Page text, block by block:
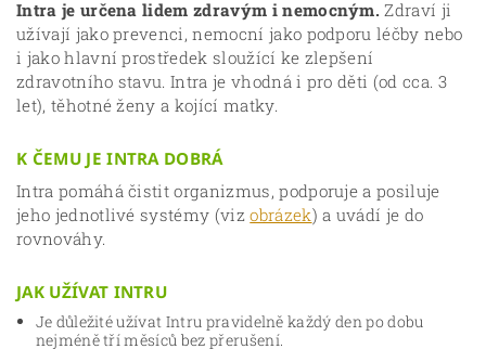
Intra je určena lidem zdravým i nemocným. Zdraví ji
užívají jako prevenci, nemocní jako podporu léčby nebo
i jako hlavní prostředek sloužící ke zlepšení
zdravotního stavu. Intra je vhodná i pro děti (od cca. 3
let), těhotné ženy a kojící matky.
K ČEMU JE INTRA DOBRÁ
Intra pomáhá čistit organizmus, podporuje a posiluje
jeho jednotlivé systémy (vizobrázek) a uvádí je do
rovnováhy.
JAK UŽÍVAT INTRU
Je důležité užívat Intru pravidelně každý den po dobu
nejméně tří měsíců bez přerušení.